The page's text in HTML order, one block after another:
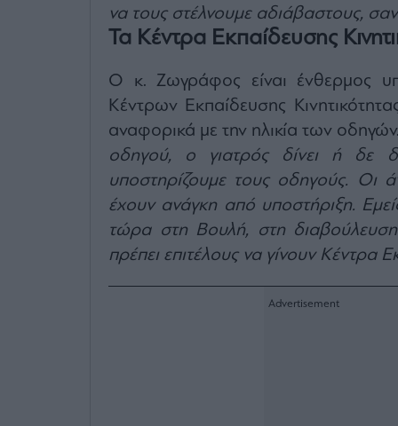
να τους στέλνουμε αδιάβαστους,
Τα Κέντρα Εκπαίδευσης
Ο κ. Ζωγράφος είναι ένθερμος
Κέντρων Εκπαίδευσης
αναφορικά με την ηλικία των
οδηγού, ο γιατρός δίνει ή δε
υποστηρίζουμε τους οδηγούς. Οι
έχουν ανάγκη από υποστήριξη.
τώρα στη Βουλή, στη
πρέπει επιτέλους να γίνουν Κέντρα